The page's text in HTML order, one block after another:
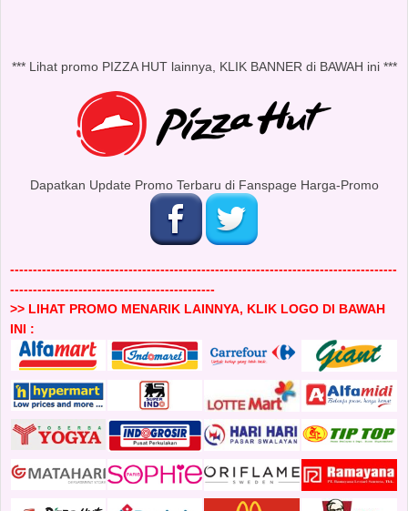
*** Lihat promo PIZZA HUT lainnya, KLIK BANNER di BAWAH ini ***
Dapatkan Update Promo Terbaru di Fanspage Harga-Promo
-------------------------------------------------------------------------------------
---------------------------------------------
>> LIHAT PROMO MENARIK LAINNYA, KLIK LOGO DI BAWAH
INI :